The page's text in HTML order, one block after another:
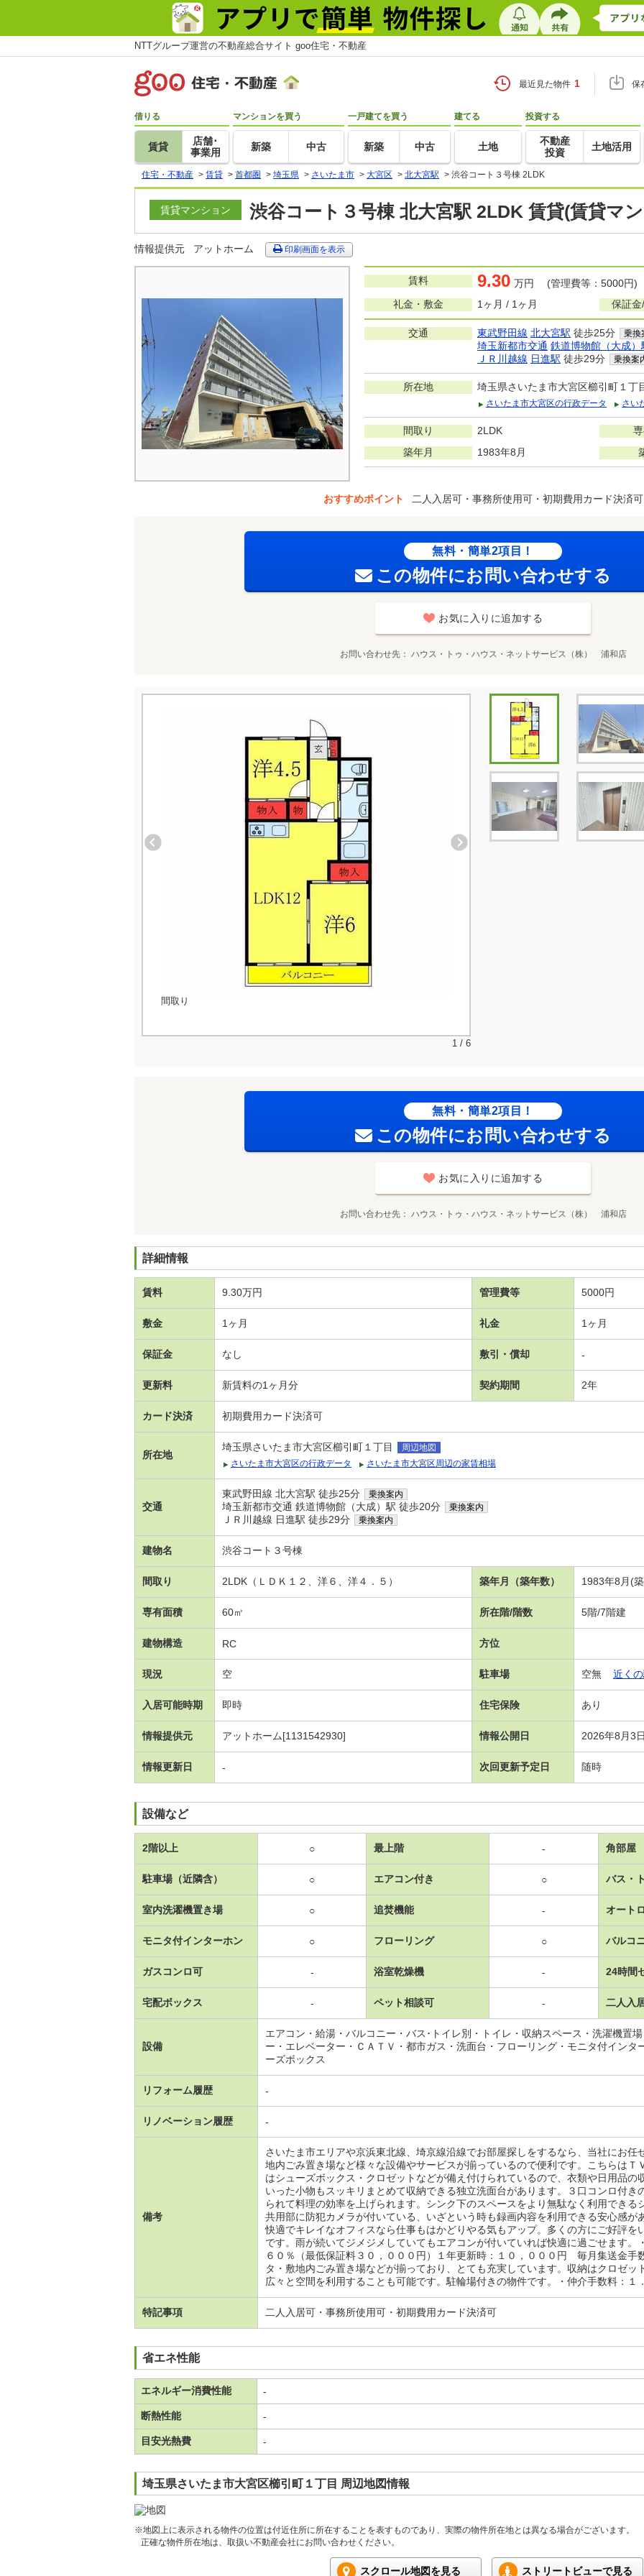
NTTグループ運営の不動産総合サイト goo住宅・不動産
最近見た物件 1 保
借りる
賃貸
店舗･
事業用
マンションを買う
新築 中古
一戸建てを買う
新築 中古
建てる
土地
投資する
不動産
投資
土地活用
住宅・不動産 > 賃貸 > 首都圏 > 埼玉県 > さいたま市 > 大宮区 > 北大宮駅 > 渋谷コート３号棟 2LDK
賃貸マンション 渋谷コート３号棟 北大宮駅 2LDK 賃貸(賃貸マ
情報提供元 アットホーム 印刷画面を表示
賃料 9.30 万円 (管理費等：5000円)
礼金・敷金
1ヶ月 / 1ヶ月 保証金
交通 東武野田線 北大宮駅 徒歩25分 乗換
埼玉新都市交通 鉄道博物館（大成）
ＪＲ川越線 日進駅 徒歩29分 乗換案
所在地 埼玉県さいたま市大宮区櫛引町１丁
さいたま市大宮区の行政データ
さい
間取り 2LDK
築年月 1983年8月
おすすめポイント 二人入居可・事務所使用可・初期費用カード決済可
無料・簡単2項目！
この物件にお問い合わせする
お気に入りに追加する
お問い合わせ先 ハウス・トゥ・ハウス・ネットサービス（株） 浦和店
間取り
1 / 6
無料・簡単2項目！
この物件にお問い合わせする
お気に入りに追加する
お問い合わせ先 ハウス・トゥ・ハウス・ネットサービス（株） 浦和店
詳細情報
賃料 9.30万円 管理費等 5000円
敷金 1ヶ月 礼金 1ヶ月
保証金 なし 敷引・償却 -
更新料 新賃料の1ヶ月分 契約期間 2年
カード決済 初期費用カード決済可
所在地
埼玉県さいたま市大宮区櫛引町１丁目
周辺地図
さいたま市大宮区の行政データ
さいたま市大宮区周辺の家賃相場
交通
東武野田線 北大宮駅 徒歩25分 乗換案内
埼玉新都市交通 鉄道博物館（大成）駅 徒歩20分 乗換案内
ＪＲ川越線 日進駅 徒歩29分 乗換案内
建物名 渋谷コート３号棟
間取り 2LDK（ＬＤＫ１２、洋６、洋４．５） 築年月（築年数） 1983年8月(
専有面積 60㎡ 所在階/階数 5階/7階建
建物構造 RC 方位
現況 空 駐車場 空無 近く
入居可能時期 即時 住宅保険 あり
情報提供元 アットホーム[1131542930] 情報公開日 2026年8月3日
情報更新日 - 次回更新予定日 随時
設備など
2階以上 ○ 最上階 - 角部屋
駐車場（近隣含） ○ エアコン付き ○ バス・
室内洗濯機置き場 ○ 追焚機能 - オート
モニタ付インターホン ○ フローリング ○ バルコ
ガスコンロ可 - 浴室乾燥機 - 24時間
宅配ボックス - ペット相談可 - 二人入
設備
エアコン・給湯・バルコニー・バス･トイレ別・トイレ・収納スペース・洗濯機置
ー・エレベーター・ＣＡＴＶ・都市ガス・洗面台・フローリング・モニタ付インタ
ーズボックス
リフォーム履歴 -
リノベーション履歴 -
備考
さいたま市エリアや京浜東北線、埼京線沿線でお部屋探しをするなら、当社にお任
地内ごみ置き場など様々な設備やサービスが揃っているので便利です。こちらはＴ
はシューズボックス・クロゼットなどが備え付けられているので、衣類や日用品の
いった小物もスッキリまとめて収納できる独立洗面台があります。３口コンロ付き
られて料理の効率を上げられます。シンク下のスペースをより無駄なく利用できる
共用部に防犯カメラが付いている、いざという時も録画内容を利用できる安心感が
快適でキレイなオフィスなら仕事もはかどりやる気もアップ。多くの方にご好評を
です。雨が続いてジメジメしていてもエアコンが付いていれば快適に過ごせます。
６０％（最低保証料３０，０００円）１年更新時：１０，０００円 毎月集送金手
タ・敷地内ごみ置き場などが揃っており、とても充実しています。収納はクロゼッ
広々と空間を利用することも可能です。駐輪場付きの物件です。・仲介手数料：１
特記事項 二人入居可・事務所使用可・初期費用カード決済可
省エネ性能
エネルギー消費性能 -
断熱性能 -
目安光熱費 -
埼玉県さいたま市大宮区櫛引町１丁目 周辺地図情報
※地図上に表示される物件の位置は付近住所に所在することを表すものであり、実際の物件所在地とは異なる場合がございます。
正確な物件所在地は、取扱い不動産会社にお問い合わせください。
スクロール地図を見る ストリートビューで見る